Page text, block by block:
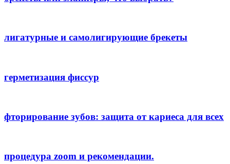
лигатурные и самолигирующие брекеты
герметизация фиссур
фторирование зубов: защита от кариеса для всех
процедура zoom и рекомендации.